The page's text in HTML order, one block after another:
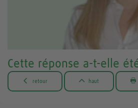
Cette réponse a-t-elle
 retour  haut 